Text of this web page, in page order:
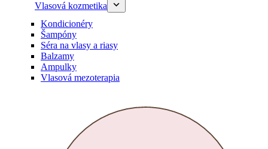
Vlasová kozmetika
Kondicionéry
Šampóny
Séra na vlasy a riasy
Balzamy
Ampulky
Vlasová mezoterapia